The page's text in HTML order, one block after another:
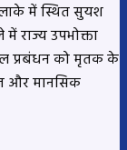
में स्थित सुयश
राज्य उपभोक्ता
प्रबंधन को मृतक के
और मानसिक